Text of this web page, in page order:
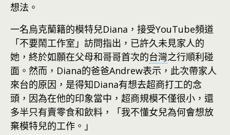
想法。
一名烏克蘭籍的模特兒Diana，接受YouTube頻道
「不要鬧工作室」訪問指出，已許久未見家人的
她，終於如願在父母和哥哥首次的台灣之行順利碰
面。然而，Diana的爸爸Andrew表示，此次帶家人
來台的原因，是得知Diana有想去超商打工的念
頭，因為在他的印象當中，超商規模不僅很小，還
多半只有賣零食和飲料，「我不懂女兒為何會想放
棄模特兒的工作。」